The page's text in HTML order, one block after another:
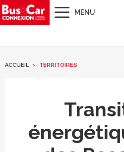
MENU
ACCUEIL TERRITOIRES